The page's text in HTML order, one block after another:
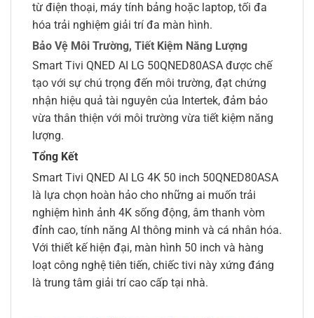
từ điện thoại, máy tính bảng hoặc laptop, tối đa
hóa trải nghiệm giải trí đa màn hình.
Bảo Vệ Môi Trường, Tiết Kiệm Năng Lượng
Smart Tivi QNED AI LG 50QNED80ASA được chế
tạo với sự chú trọng đến môi trường, đạt chứng
nhận hiệu quả tài nguyên của Intertek, đảm bảo
vừa thân thiện với môi trường vừa tiết kiệm năng
lượng.
Tổng Kết
Smart Tivi QNED AI LG 4K 50 inch 50QNED80ASA
là lựa chọn hoàn hảo cho những ai muốn trải
nghiệm hình ảnh 4K sống động, âm thanh vòm
đỉnh cao, tính năng AI thông minh và cá nhân hóa.
Với thiết kế hiện đại, màn hình 50 inch và hàng
loạt công nghệ tiên tiến, chiếc tivi này xứng đáng
là trung tâm giải trí cao cấp tại nhà.